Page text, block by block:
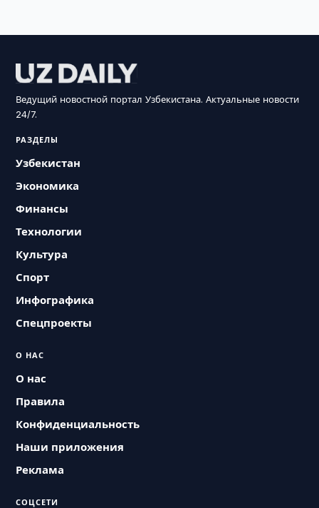
Ведущий новостной портал Узбекистана. Актуальные новости
24/7.
РАЗДЕЛЫ
Узбекистан
Экономика
Финансы
Технологии
Культура
Спорт
Инфографика
Спецпроекты
О НАС
О нас
Правила
Конфиденциальность
Наши приложения
Реклама
СОЦСЕТИ